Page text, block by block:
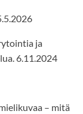
ja
6.11.2024
– mitä